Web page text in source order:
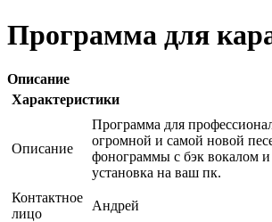
Программа для
Описание
Характеристики
Описание
Программа для
огромной и самой новой
фонограммы с бэк вокалом
установка на ваш пк.
Контактное
лицо
Андрей